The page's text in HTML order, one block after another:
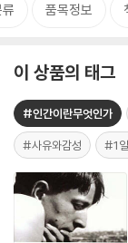
품목정보
이 상품의 태그
#인간이란무엇인가
#사유와감성 #1